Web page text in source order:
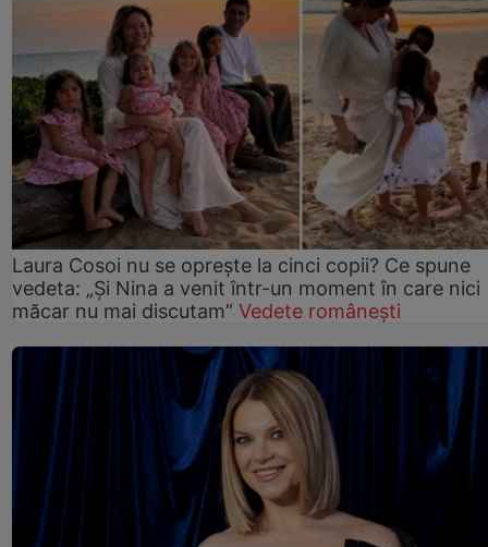
Laura Cosoi nu se oprește la cinci copii? Ce spune
vedeta: „Și Nina a venit într-un moment în care nici
măcar nu mai discutam” Vedete românești